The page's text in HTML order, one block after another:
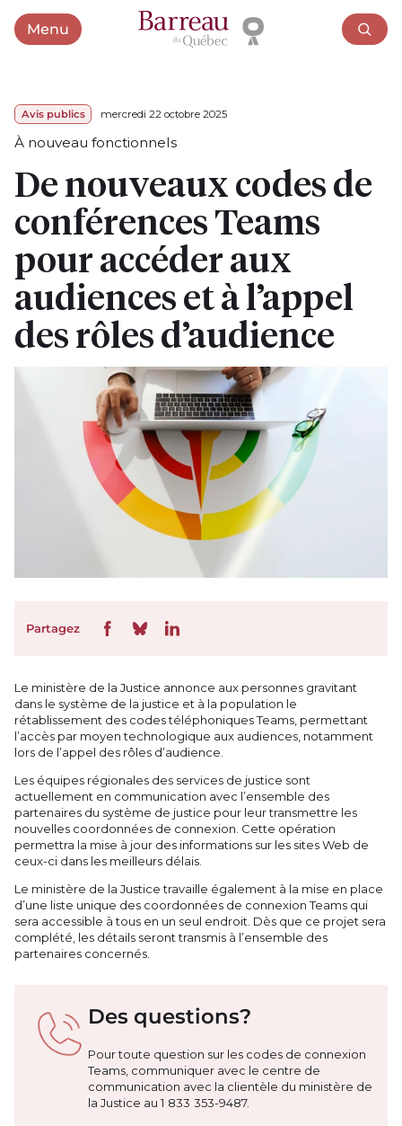
MenuOuvrir le menu
Avis publics mercredi 22 octobre 2025
À nouveau fonctionnels
De nouveaux codes de
conférences Teams
pour accéder aux
audiences et à l’appel
des rôles d’audience
Partagez
Le ministère de la Justice annonce aux personnes gravitant
dans le système de la justice et à la population le
rétablissement des codes téléphoniques Teams, permettant
l’accès par moyen technologique aux audiences, notamment
lors de l’appel des rôles d’audience.
Les équipes régionales des services de justice sont
actuellement en communication avec l’ensemble des
partenaires du système de justice pour leur transmettre les
nouvelles coordonnées de connexion. Cette opération
permettra la mise à jour des informations sur les sites Web de
ceux-ci dans les meilleurs délais.
Le ministère de la Justice travaille également à la mise en place
d’une liste unique des coordonnées de connexion Teams qui
sera accessible à tous en un seul endroit. Dès que ce projet sera
complété, les détails seront transmis à l’ensemble des
partenaires concernés.
Des questions?
Pour toute question sur les codes de connexion
Teams, communiquer avec le centre de
communication avec la clientèle du ministère de
la Justice au 1 833 353-9487.